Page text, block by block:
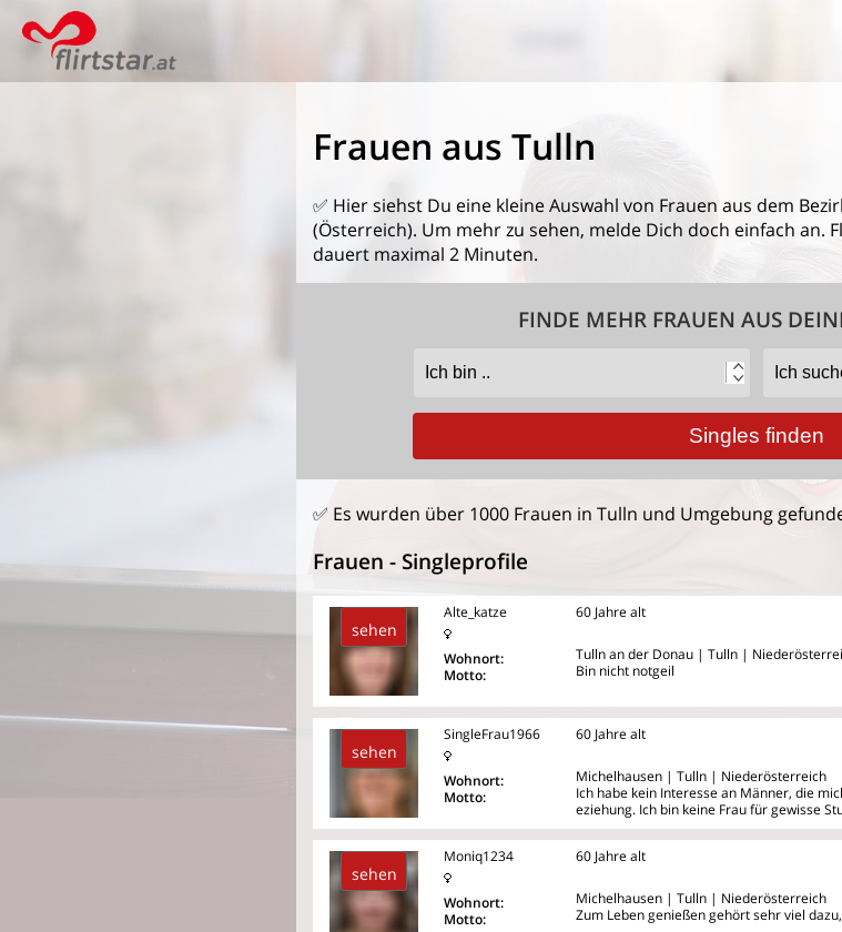
Frauen aus Tulln
✅ Hier siehst Du eine kleine Auswahl von Frauen aus dem
(Österreich). Um mehr zu sehen, melde Dich doch einfach an.
dauert maximal 2 Minuten.
FINDE MEHR FRAUEN AUS
✅ Es wurden über 1000 Frauen in Tulln und Umgebung
Frauen - Singleprofile
sehen
Alte_katze
Wohnort:
Motto:
60 Jahre alt
Tulln an der Donau | Tulln |
Bin nicht notgeil
sehen
SingleFrau1966
Wohnort:
Motto:
60 Jahre alt
Michelhausen | Tulln | Niederösterreich
Ich habe kein Interesse an Männer, die
eziehung. Ich bin keine Frau für gewisse
sehen
Moniq1234
Wohnort:
Motto:
60 Jahre alt
Michelhausen | Tulln | Niederösterreich
Zum Leben genießen gehört sehr viel